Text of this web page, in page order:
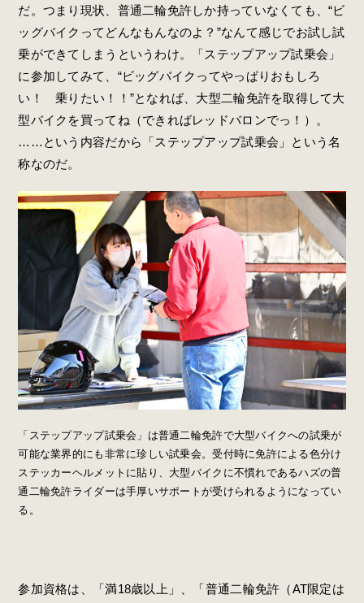
だ。つまり現状、普通二輪免許しか持っていなくても、“ビ
ッグバイクってどんなもんなのよ？”なんて感じでお試し試
乗ができてしまうというわけ。「ステップアップ試乗会」
に参加してみて、“ビッグバイクってやっぱりおもしろ
い！ 乗りたい！！”となれば、大型二輪免許を取得して大
型バイクを買ってね（できればレッドバロンでっ！）。
……という内容だから「ステップアップ試乗会」という名
称なのだ。
「ステップアップ試乗会」は普通二輪免許で大型バイクへの試乗が
可能な業界的にも非常に珍しい試乗会。受付時に免許による色分け
ステッカーヘルメットに貼り、大型バイクに不慣れであるハズの普
通二輪免許ライダーは手厚いサポートが受けられるようになってい
る。
参加資格は、「満18歳以上」、「普通二輪免許（AT限定は